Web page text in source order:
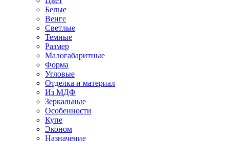
Белые
Венге
Светлые
Темные
Размер
Малогабаритные
Форма
Угловые
Отделка и материал
Из МДФ
Зеркальные
Особенности
Купе
Эконом
Назначение